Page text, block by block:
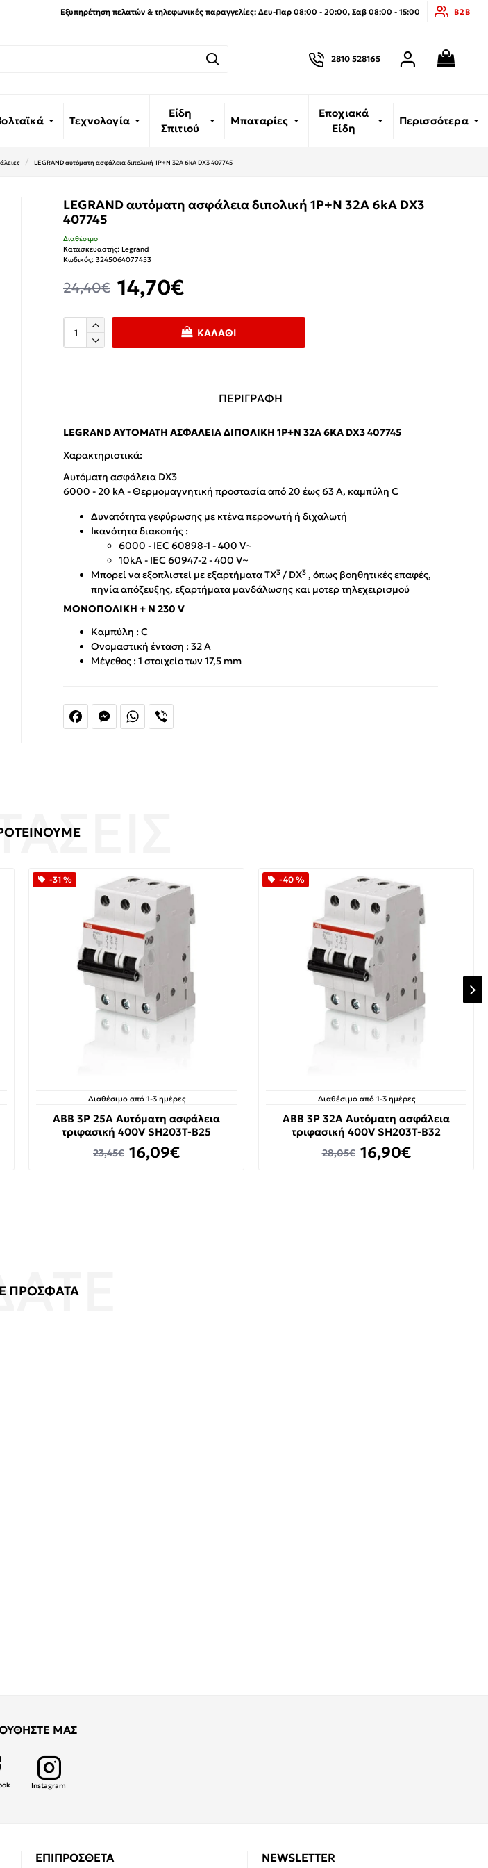
Εξυπηρέτηση πελατών & τηλεφωνικές παραγγελίες: Δευ-Παρ 08:00 - 20:00, Σαβ 08:00 - 15:00 B2B
2810 528165
Τεχνολογία
Είδη
Σπιτιού
Μπαταρίες
Εποχιακά
Είδη
Περισσότερα
LEGRAND αυτόματη ασφάλεια διπολική 1P+N 32A 6kA DX3 407745
LEGRAND αυτόματη ασφάλεια διπολική 1P+N 32A 6kA DX3
407745
14,70€
24,40€
Διαθέσιμο
Κατασκευαστής: Legrand
Κωδικός: 3245064077453
ΚΑΛΆΘΙ
FacebookMessengerWhatsApp
ΠΕΡΙΓΡΑΦΗ
LEGRAND ΑΥΤΌΜΑΤΗ ΑΣΦΆΛΕΙΑ ΔΙΠΟΛΙΚΉ 1P+N 32A 6KA DX3 407745
Χαρακτηριστικά:
Αυτόματη ασφάλεια DX3
6000 - 20 kA - Θερμομαγνητική προστασία από 20 έως 63 Α, καμπύλη C
Δυνατότητα γεφύρωσης με κτένα περονωτή ή διχαλωτή
Ικανότητα διακοπής :
6000 - IEC 60898-1 - 400 V~
10kA - IEC 60947-2 - 400 V~
Μπορεί να εξοπλιστεί με εξαρτήματα TX3 / DX3 , όπως βοηθητικές επαφές,
πηνία απόζευξης, εξαρτήματα μανδάλωσης και μοτερ τηλεχειρισμού
ΜΟΝΟΠΟΛΙΚΉ + Ν 230 V
Καμπύλη : C
Ονομαστική ένταση : 32 A
Μέγεθος : 1 στοιχείο των 17,5 mm
-31 %
Διαθέσιμο από 1-3 ημέρες
ABB 3P 25A Αυτόματη ασφάλεια
τριφασική 400V SH203T-B25
16,09€
23,45€
-40 %
Διαθέσιμο από 1-3 ημέρες
ABB 3P 32A Αυτόματη ασφάλεια
τριφασική 400V SH203T-B32
16,90€
28,05€
ΠΡΟΣΦΑΤΑ
ΜΑΣ
Instagram
ΕΠΙΠΡΟΣΘΕΤΑ NEWSLETTER